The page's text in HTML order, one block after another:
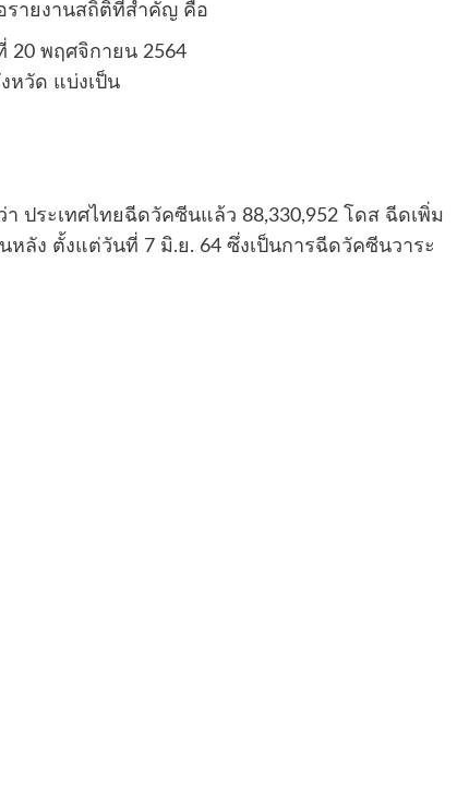
รายงานสถิติที่สำคัญ คือ
20 พฤศจิกายน 2564
หวัด แบ่งเป็น
ประเทศไทยฉีดวัคซีนแล้ว 88,330,952 โดส ฉีดเพิ่ม
ลัง ตั้งแต่วันที่ 7 มิ.ย. 64 ซึ่งเป็นการฉีดวัคซีนวาระ